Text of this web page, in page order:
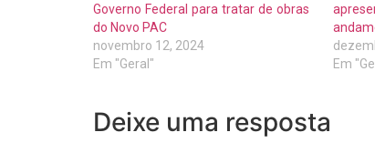
Governo Federal para tratar de obras
do Novo PAC
novembro 12, 2024
Em "Geral"
Em
Deixe uma resposta